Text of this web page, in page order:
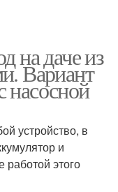
на даче из
Вариант
устройство, в
и
этого